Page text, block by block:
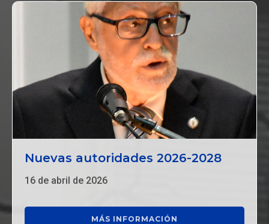
Nuevas autoridades 2026-2028
16 de abril de 2026
MÁS INFORMACIÓN